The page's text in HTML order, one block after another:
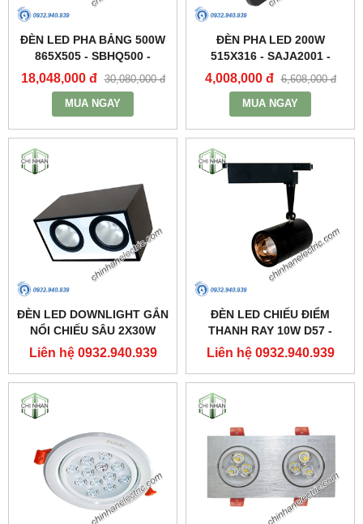
ĐÈN LED PHA BẢNG 500W
865X505 - SBHQ500 -
DUHAL
18,048,000 đ 30,080,000 đ
MUA NGAY
ĐÈN PHA LED 200W
515X316 - SAJA2001 -
DUHAL
4,008,000 đ 6,608,000 đ
MUA NGAY
ĐÈN LED DOWNLIGHT GẮN
NỔI CHIẾU SÂU 2X30W
310X160 - DFB2301 -
Liên hệ 0932.940.939
ĐÈN LED CHIẾU ĐIỂM
THANH RAY 10W D57 -
DIA1101 - DUHAL
Liên hệ 0932.940.939